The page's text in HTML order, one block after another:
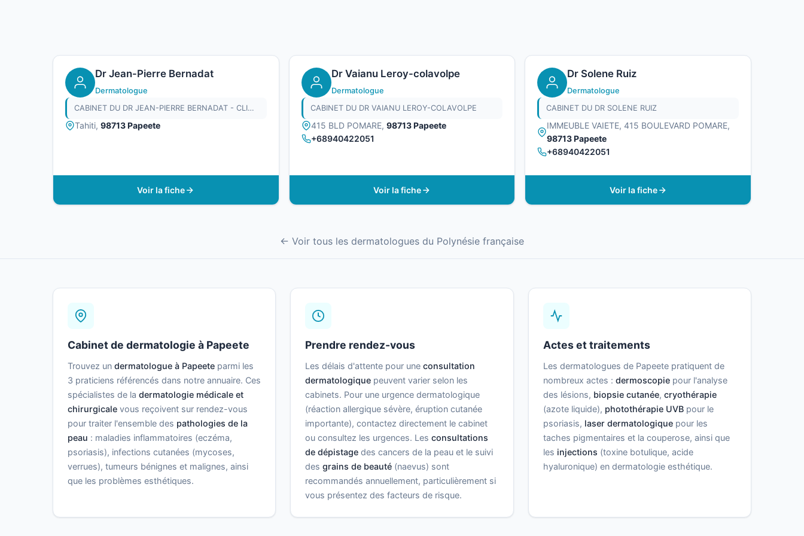
Dr Jean-Pierre Bernadat
Dermatologue
CABINET DU DR JEAN-PIERRE BERNADAT - CLINIQUE PAOFAI
Tahiti, 98713 Papeete
Voir la fiche
Dr Vaianu Leroy-colavolpe
Dermatologue
CABINET DU DR VAIANU LEROY-COLAVOLPE
415 BLD POMARE, 98713 Papeete
+68940422051
Voir la fiche
Dr Solene Ruiz
Dermatologue
CABINET DU DR SOLENE RUIZ
IMMEUBLE VAIETE, 415 BOULEVARD POMARE,
98713 Papeete
+68940422051
Voir la fiche
← Voir tous les dermatologues du Polynésie française
Cabinet de dermatologie à Papeete
Trouvez un dermatologue à Papeete parmi les
3 praticiens référencés dans notre annuaire. Ces
spécialistes de la dermatologie médicale et
chirurgicale vous reçoivent sur rendez-vous
pour traiter l'ensemble des pathologies de la
peau : maladies inflammatoires (eczéma,
psoriasis), infections cutanées (mycoses,
verrues), tumeurs bénignes et malignes, ainsi
que les problèmes esthétiques.
Prendre rendez-vous
Les délais d'attente pour uneconsultation
dermatologique peuvent varier selon les
cabinets. Pour une urgence dermatologique
(réaction allergique sévère, éruption cutanée
importante), contactez directement le cabinet
ou consultez les urgences. Lesconsultations
de dépistage des cancers de la peau et le suivi
desgrains de beauté (naevus) sont
recommandés annuellement, particulièrement si
vous présentez des facteurs de risque.
Actes et traitements
Les dermatologues de Papeete pratiquent de
nombreux actes : dermoscopiepour l'analyse
des lésions, biopsie cutanée, cryothérapie
(azote liquide), photothérapie UVBpour le
psoriasis, laser dermatologiquepour les
taches pigmentaires et la couperose, ainsi que
les injections (toxine botulique, acide
hyaluronique) en dermatologie esthétique.